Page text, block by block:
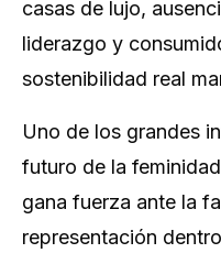
casas de lujo,
liderazgo y
sostenibilidad real
Uno de los grandes
futuro de la
gana fuerza ante la
representación